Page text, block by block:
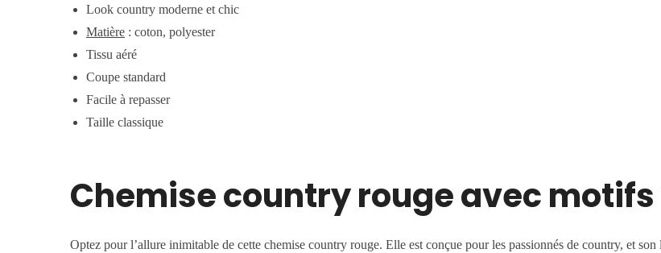
Look country moderne et chic
Matière : coton, polyester
Tissu aéré
Coupe standard
Facile à repasser
Taille classique
Chemise country rouge avec
Optez pour l’allure inimitable de cette chemise country rouge. Elle est conçue pour les passionnés de country, et